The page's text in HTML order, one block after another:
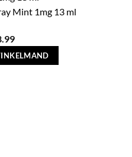
Mint 1mg 13 ml